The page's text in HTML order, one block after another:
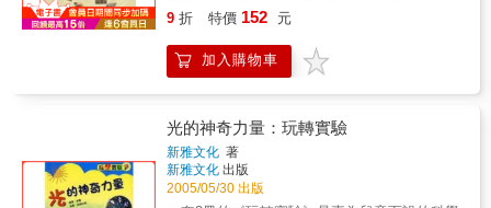
人體的溫度，很適合盲人使用。
新知，編寫成一篇篇趣味而動聽的故事，讓讀
者們重新認識這個美麗新世界。★「尋訪世界
之最」──潛入深海，飛上太空，縱覽世界之最
是哪一個？ 一切答案，盡在《世界之最的故
事》！！
9 折 特價 152 元
加入購物車
光的神奇力量：玩轉實驗
新雅文化 著
新雅文化 出版
2005/05/30 出版